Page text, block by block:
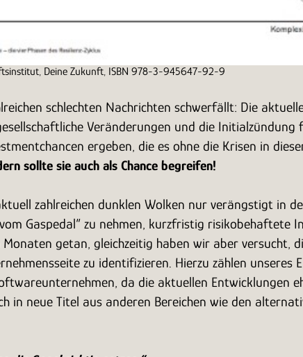
Deine Zukunft, ISBN 978-3-945647-92-9
schlechten Nachrichten schwerfällt: Die
Veränderungen und die Initialzündung
ergeben, die es ohne die Krisen in
sollte sie auch als Chance begreifen!
zahlreichen dunklen Wolken nur verängstigt in
Gaspedal“ zu nehmen, kurzfristig risikobehaftete
getan, gleichzeitig haben wir aber versucht,
zu identifizieren. Hierzu zählen unseres
da die aktuellen Entwicklungen
neue Titel aus anderen Bereichen wie den